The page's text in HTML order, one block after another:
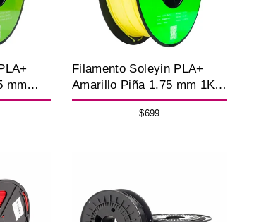
mm
3D
Filamento Soleyin PLA+
Amarillo Piña 1.75 mm 1Kg
para Impresora 3D
$699